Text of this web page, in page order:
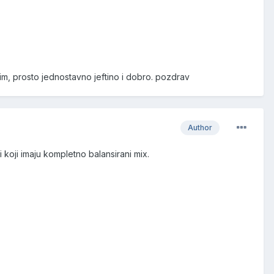
prosto jednostavno jeftino i dobro. pozdrav
Author
imaju kompletno balansirani mix.